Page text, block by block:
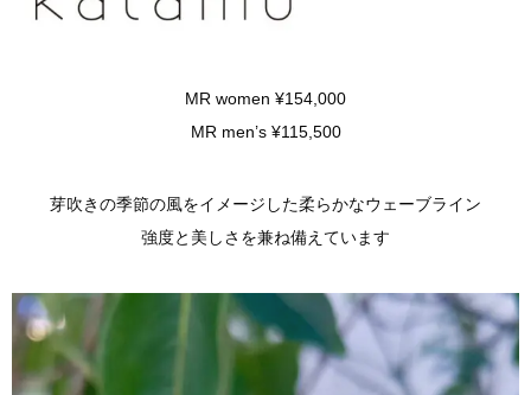
MR women ¥154,000
MR men’s ¥115,500
芽吹きの季節の風をイメージした柔らかなウェーブライン
強度と美しさを兼ね備えています